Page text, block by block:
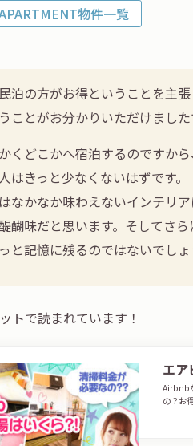
物件一覧
泊の方がお得ということを主
ことがお分かりいただけまし
くどこかへ宿泊するのですか
はきっと少なくないはずです。
なかなか味わえないインテリ
醐味だと思います。そしてさ
と記憶に残るのではないでし
トで読まれています！
エ
Airbnb
の？お